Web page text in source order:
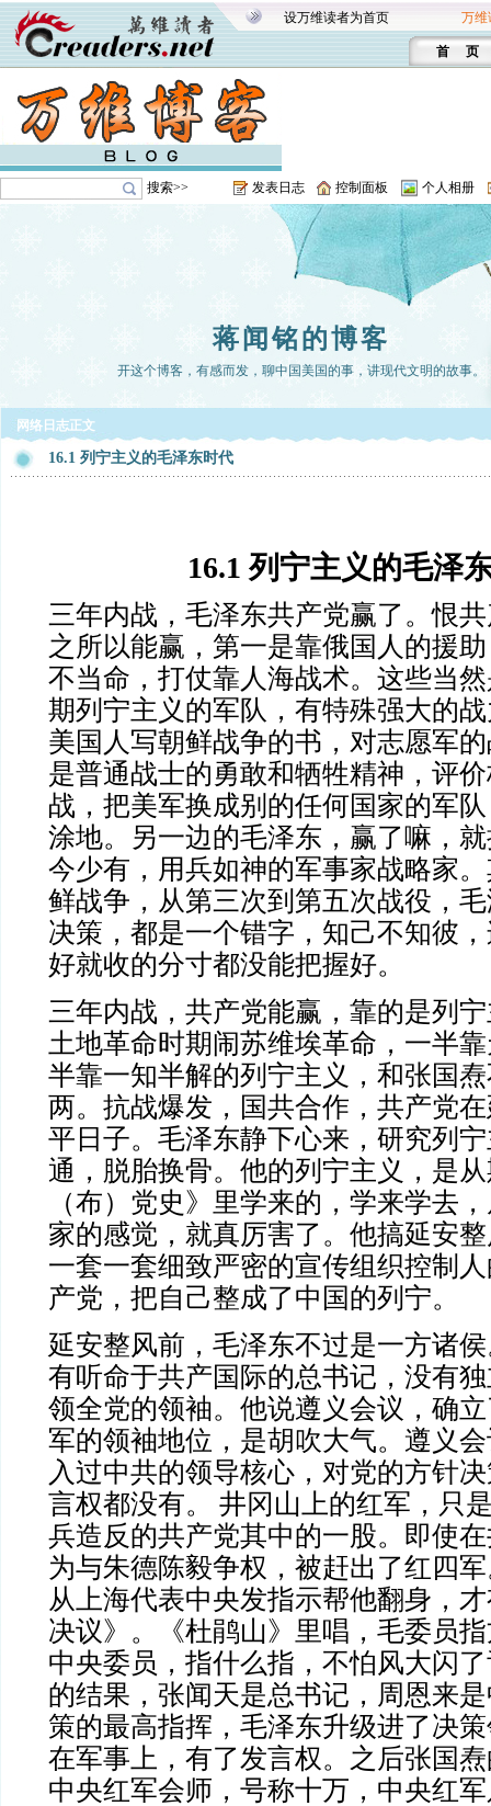
设万维读者为首页 万维
首 页
搜索>> 发表日志 控制面板 个人相册
蒋闻铭的博客
开这个博客，有感而发，聊中国美国的事，讲现代文明的故事。
网络日志正文
16.1 列宁主义的毛泽东时代
16.1 列宁主义的毛泽
三年内战，毛泽东共产党赢了。恨
之所以能赢，第一是靠俄国人的援
不当命，打仗靠人海战术。这些当
期列宁主义的军队，有特殊强大的
美国人写朝鲜战争的书，对志愿军
是普通战士的勇敢和牺牲精神，评
战，把美军换成别的任何国家的军
涂地。另一边的毛泽东，赢了嘛，
今少有，用兵如神的军事家战略家
鲜战争，从第三次到第五次战役，
决策，都是一个错字，知己不知彼
好就收的分寸都没能把握好。
三年内战，共产党能赢，靠的是列
土地革命时期闹苏维埃革命，一半
半靠一知半解的列宁主义，和张国
两。抗战爆发，国共合作，共产党
平日子。毛泽东静下心来，研究列
通，脱胎换骨。他的列宁主义，是
（布）党史》里学来的，学来学去
家的感觉，就真厉害了。他搞延安
一套一套细致严密的宣传组织控制
产党，把自己整成了中国的列宁。
延安整风前，毛泽东不过是一方诸
有听命于共产国际的总书记，没有
领全党的领袖。他说遵义会议，确
军的领袖地位，是胡吹大气。遵义
入过中共的领导核心，对党的方针
言权都没有。
井冈山上的红军，只
兵造反的共产党其中的一股。即使
为与朱德陈毅争权，被赶出了红四
从上海代表中央发指示帮他翻身，
决议》。《杜鹃山》里唱，毛委员
中央委员，指什么指，不怕风大闪
的结果，张闻天是总书记，周恩来
策的最高指挥，毛泽东升级进了决
在军事上，有了发言权。之后张国
中央红军会师，号称十万，中央红